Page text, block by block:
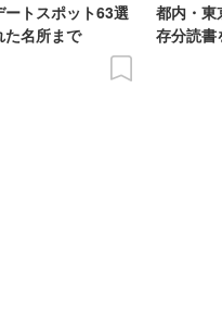
ートスポット63選
た名所まで
都内・東
存分読書